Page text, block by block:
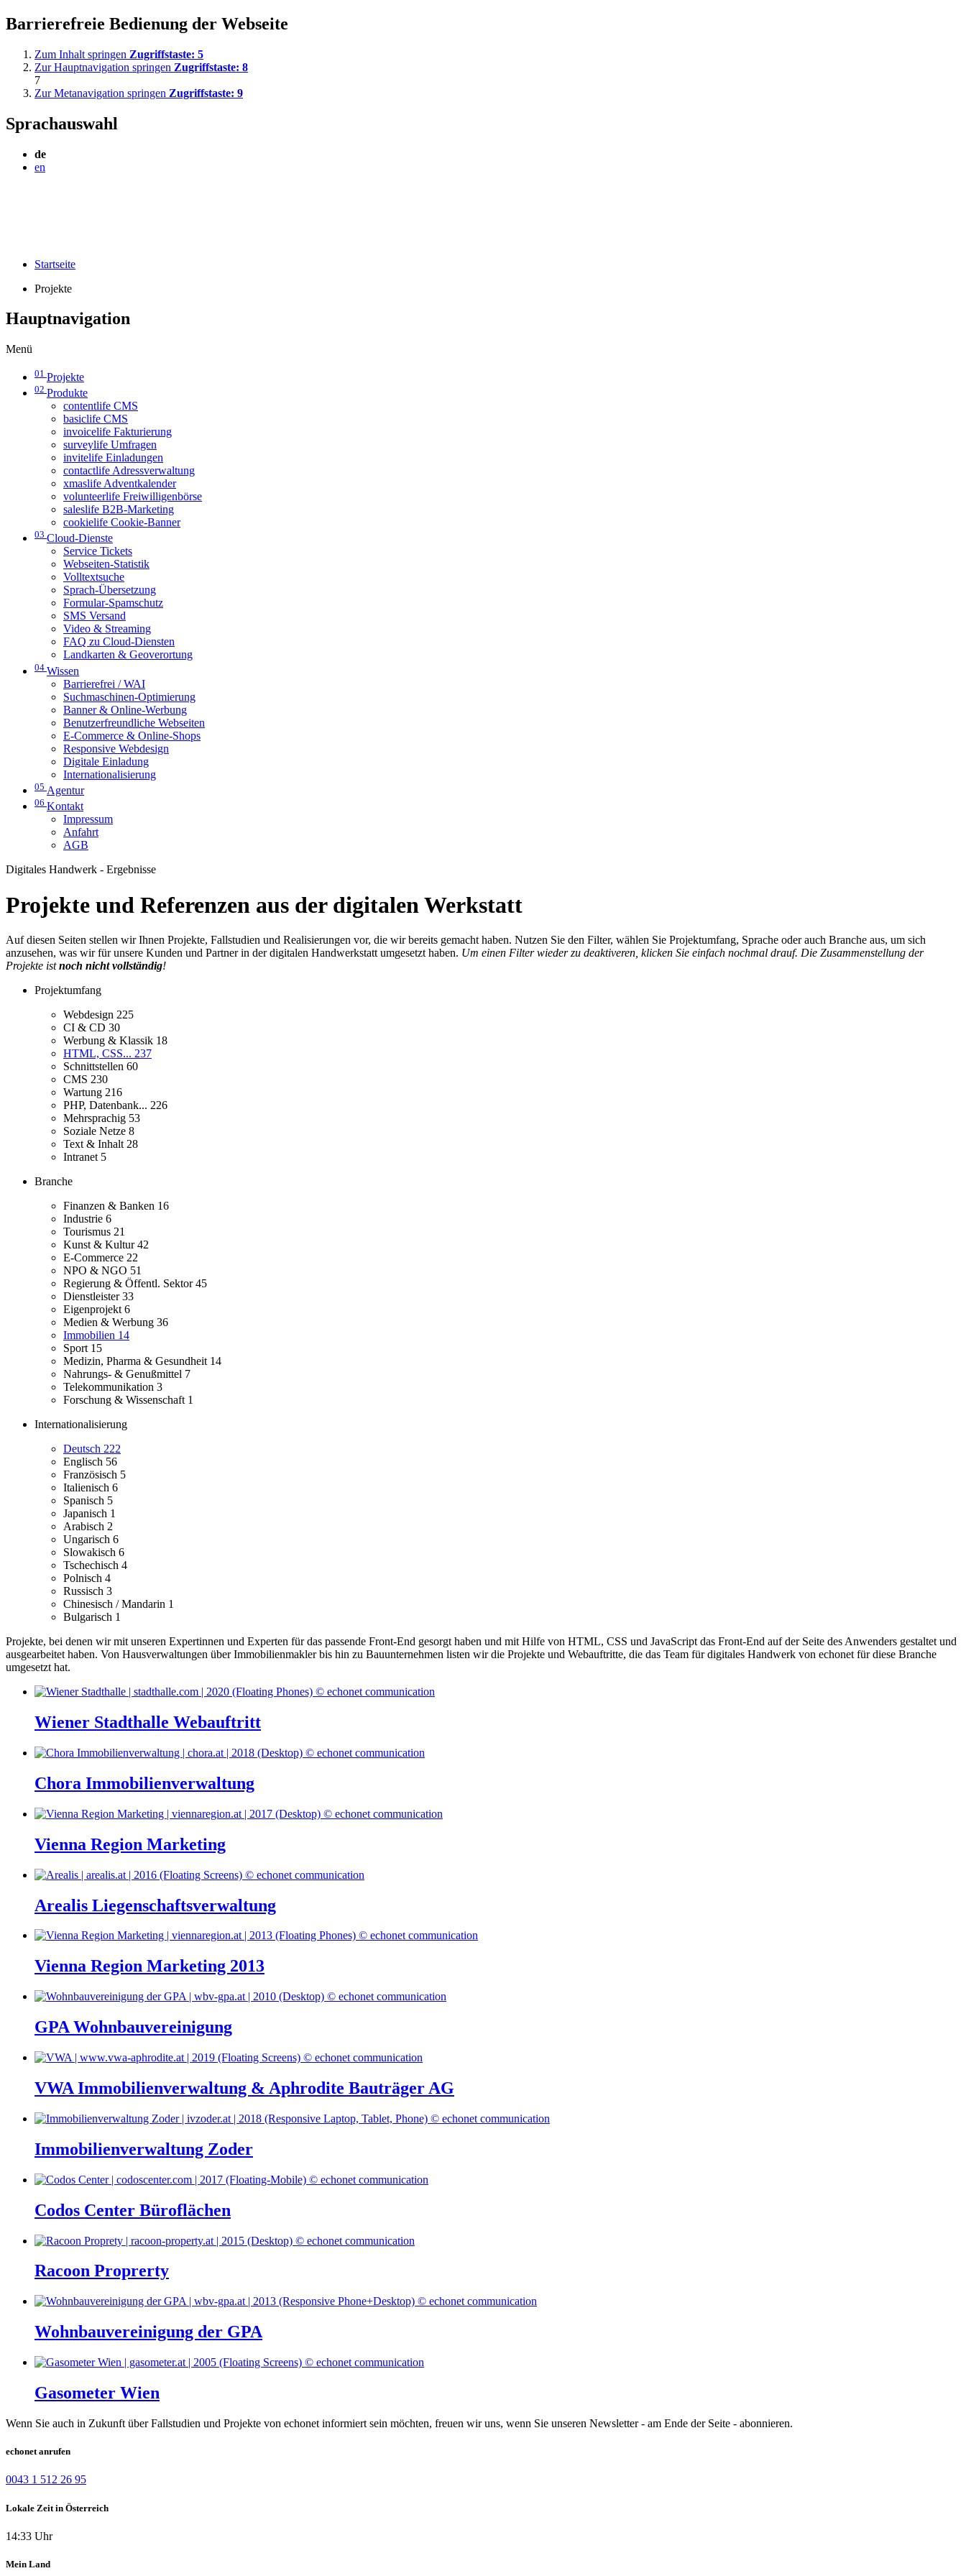
Barrierefreie Bedienung der Webseite
Zum Inhalt springen Zugriffstaste: 5
Zur Hauptnavigation springen Zugriffstaste: 8
7
Zur Metanavigation springen Zugriffstaste: 9
Sprachauswahl
de
en
Startseite
Projekte
Hauptnavigation
Menü
01 Projekte
02 Produkte
contentlife CMS
basiclife CMS
invoicelife Fakturierung
surveylife Umfragen
invitelife Einladungen
contactlife Adressverwaltung
xmaslife Adventkalender
volunteerlife Freiwilligenbörse
saleslife B2B-Marketing
cookielife Cookie-Banner
03 Cloud-Dienste
Service Tickets
Webseiten-Statistik
Volltextsuche
Sprach-Übersetzung
Formular-Spamschutz
SMS Versand
Video & Streaming
FAQ zu Cloud-Diensten
Landkarten & Geoverortung
04 Wissen
Barrierefrei / WAI
Suchmaschinen-Optimierung
Banner & Online-Werbung
Benutzerfreundliche Webseiten
E-Commerce & Online-Shops
Responsive Webdesign
Digitale Einladung
Internationalisierung
05 Agentur
06 Kontakt
Impressum
Anfahrt
AGB
Digitales Handwerk - Ergebnisse
Projekte und Referenzen aus der digitalen Werkstatt
Auf diesen Seiten stellen wir Ihnen Projekte, Fallstudien und Realisierungen vor, die wir bereits gemacht haben. Nutzen Sie den Filter, wählen Sie Projektumfang, Sprache oder auch Branche aus, um sich
anzusehen, was wir für unsere Kunden und Partner in der digitalen Handwerkstatt umgesetzt haben. Um einen Filter wieder zu deaktiveren, klicken Sie einfach nochmal drauf. Die Zusammenstellung der
Projekte istnoch nicht vollständig!
Projektumfang
Webdesign 225
CI & CD 30
Werbung & Klassik 18
HTML, CSS... 237
Schnittstellen 60
CMS 230
Wartung 216
PHP, Datenbank... 226
Mehrsprachig 53
Soziale Netze 8
Text & Inhalt 28
Intranet 5
Branche
Finanzen & Banken 16
Industrie 6
Tourismus 21
Kunst & Kultur42
E-Commerce 22
NPO & NGO 51
Regierung & Öffentl. Sektor45
Dienstleister33
Eigenprojekt 6
Medien & Werbung 36
Immobilien 14
Sport 15
Medizin, Pharma & Gesundheit 14
Nahrungs- & Genußmittel 7
Telekommunikation 3
Forschung & Wissenschaft 1
Internationalisierung
Deutsch 222
Englisch 56
Französisch 5
Italienisch 6
Spanisch 5
Japanisch 1
Arabisch 2
Ungarisch 6
Slowakisch 6
Tschechisch 4
Polnisch 4
Russisch 3
Chinesisch / Mandarin 1
Bulgarisch 1
Projekte, bei denen wir mit unseren Expertinnen und Experten für das passende Front-End gesorgt haben und mit Hilfe von HTML, CSS und JavaScript das Front-End auf der Seite des Anwenders gestaltet und
ausgearbeitet haben. Von Hausverwaltungen über Immobilienmakler bis hin zu Bauunternehmen listen wir die Projekte und Webauftritte, die das Team für digitales Handwerk von echonet für diese Branche
umgesetzt hat.
Wiener Stadthalle Webauftritt
Chora Immobilienverwaltung
Vienna Region Marketing
Arealis Liegenschaftsverwaltung
Vienna Region Marketing 2013
GPA Wohnbauvereinigung
VWA Immobilienverwaltung & Aphrodite Bauträger AG
Immobilienverwaltung Zoder
Codos Center Büroflächen
Racoon Proprerty
Wohnbauvereinigung der GPA
Gasometer Wien
Wenn Sie auch in Zukunft über Fallstudien und Projekte von echonet informiert sein möchten, freuen wir uns, wenn Sie unseren Newsletter - am Ende der Seite - abonnieren.
echonet anrufen
0043 1 512 26 95
Lokale Zeit in Österreich
14:33 Uhr
Mein Land